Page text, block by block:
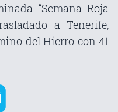
“Semana Roja
a Tenerife,
del Hierro con 41